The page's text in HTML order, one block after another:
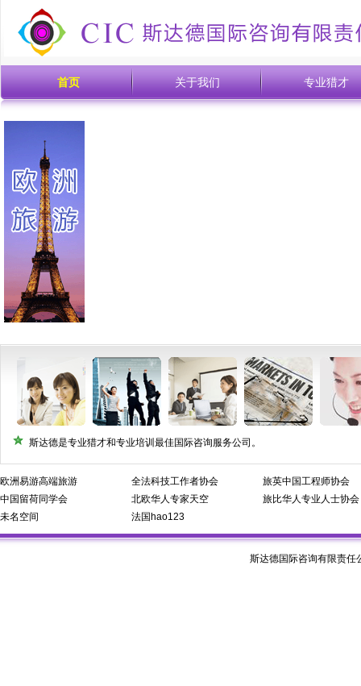
首页 关于我们 专业猎才
斯达德是专业猎才和专业培训最佳国际咨询服务公司。
欧洲易游高端旅游 全法科技工作者协会
旅英中国工程师协会
中国留荷同学会
北欧华人专家天空
旅比华人专业人士协会
未名空间
法国hao123
斯达德国际咨询有限责任